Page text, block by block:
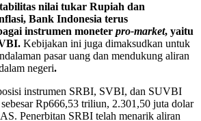
nilai tukar Rupiah dan
Bank Indonesia terus
instrumen moneter pro-market, yaitu
. Kebijakan ini juga dimaksudkan untuk
pasar uang dan mendukung aliran
negeri.
instrumen SRBI, SVBI, dan SUVBI
Rp666,53 triliun, 2.301,50 j​uta dolar
Penerbitan SRBI telah menarik aliran